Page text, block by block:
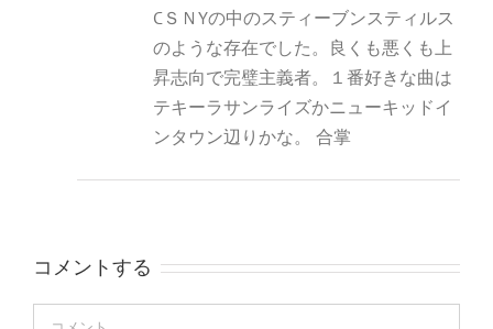
CＳＮYの中のスティーブンスティルス
のような存在でした。良くも悪くも上
昇志向で完璧主義者。１番好きな曲は
テキーラサンライズかニューキッドイ
ンタウン辺りかな。 合掌
コメントする
Comment